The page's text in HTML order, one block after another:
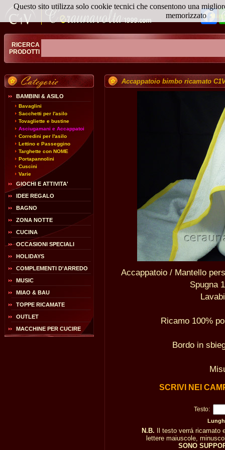
RICERCA
PRODOTTI
BAMBINI & ASILO
Bavaglini
Sacchetti per l'asilo
Tovagliette e bustine
Asciugamani e Accappatoi
Corredini per l'asilo
Lettino e Passeggino
Targhette con NOME
Portapannolini
Cuscini
Varie
GIOCHI E ATTIVITA'
IDEE REGALO
BAGNO
ZONA NOTTE
CUCINA
OCCASIONI SPECIALI
HOLIDAYS
COMPLEMENTI D'ARREDO
MUSIC
MIAO & BAU
TOPPE RICAMATE
OUTLET
MACCHINE PER CUCIRE
Accappatoio bimbo ricamato
Accappatoio / Mantello
Spugna
Ricamo 100%
Bordo in
SCRIVI NEI
Testo:
N.B. Il testo verrá ricamato
lettere maiuscole,
SONO
Questo sito utilizza solo cookie tecnici che consentono una
memorizzato